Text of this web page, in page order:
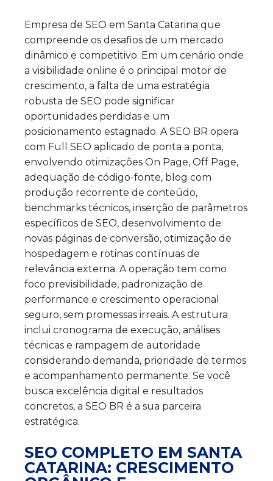
Empresa de SEO em Santa Catarina que
compreende os desafios de um mercado
dinâmico e competitivo. Em um cenário onde
a visibilidade online é o principal motor de
crescimento, a falta de uma estratégia
robusta de SEO pode significar
oportunidades perdidas e um
posicionamento estagnado. A SEO BR opera
com Full SEO aplicado de ponta a ponta,
envolvendo otimizações On Page, Off Page,
adequação de código-fonte, blog com
produção recorrente de conteúdo,
benchmarks técnicos, inserção de parâmetros
específicos de SEO, desenvolvimento de
novas páginas de conversão, otimização de
hospedagem e rotinas contínuas de
relevância externa. A operação tem como
foco previsibilidade, padronização de
performance e crescimento operacional
seguro, sem promessas irreais. A estrutura
inclui cronograma de execução, análises
técnicas e rampagem de autoridade
considerando demanda, prioridade de termos
e acompanhamento permanente. Se você
busca excelência digital e resultados
concretos, a SEO BR é a sua parceira
estratégica.
SEO COMPLETO EM SANTA
CATARINA: CRESCIMENTO